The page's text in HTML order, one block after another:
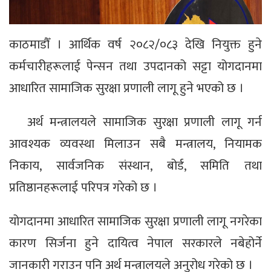
काठमाडौँ । आर्थिक वर्ष २०८२/०८३ देखि नियुक्त हुने
कर्मचारीहरूलाई पेन्सन तथा उपदानको सट्टा योगदानमा
आधारित सामाजिक सुरक्षा प्रणाली लागू हुने भएको छ ।
अर्थ मन्त्रालयले सामाजिक सुरक्षा प्रणाली लागू गर्न
आवश्यक व्यवस्था मिलाउन सबै मन्त्रालय, नियामक
निकाय, सार्वजनिक संस्थान, बोर्ड, समिति तथा
प्रतिष्ठानहरूलाई परिपत्र गरेको छ ।
योगदानमा आधारित सामाजिक सुरक्षा प्रणाली लागू नगरेका
कारण सिर्जना हुने दायित्व नेपाल सरकारले नबेहोर्ने
जानकारी गराउन पनि अर्थ मन्त्रालयले अनुरोध गरेको छ ।